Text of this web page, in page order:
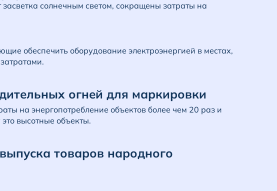
солнечным светом, сокращены затраты на
обеспечить оборудование электроэнергией в местах,
огней для маркировки
на энергопотребление объектов более чем 20 раз и
высотные объекты.
товаров народного